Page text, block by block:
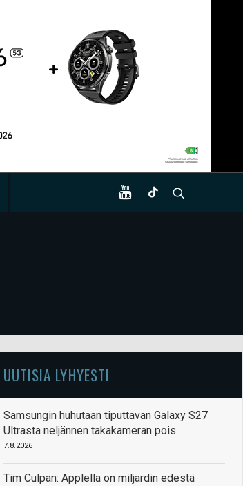
UUTISIA LYHYESTI
Samsungin huhutaan tiputtavan Galaxy S27
Ultrasta neljännen takakameran pois
7.8.2026
Tim Culpan: Applella on miljardin edestä